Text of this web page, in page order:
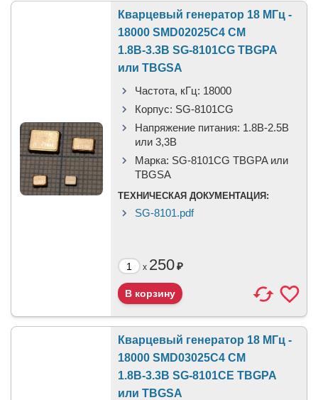
Кварцевый генератор 18 МГц -
18000 SMD02025C4 CM
1.8В-3.3В SG-8101CG TBGPA
или TBGSA
Частота, кГц: 18000
Корпус: SG-8101CG
Напряжение питания: 1.8В-2.5B
или 3,3B
Марка: SG-8101CG TBGPA или
TBGSA
ТЕХНИЧЕСКАЯ ДОКУМЕНТАЦИЯ:
SG-8101.pdf
x 250₽
Кварцевый генератор 18 МГц -
18000 SMD03025C4 CM
1.8В-3.3В SG-8101CE TBGPA
или TBGSA